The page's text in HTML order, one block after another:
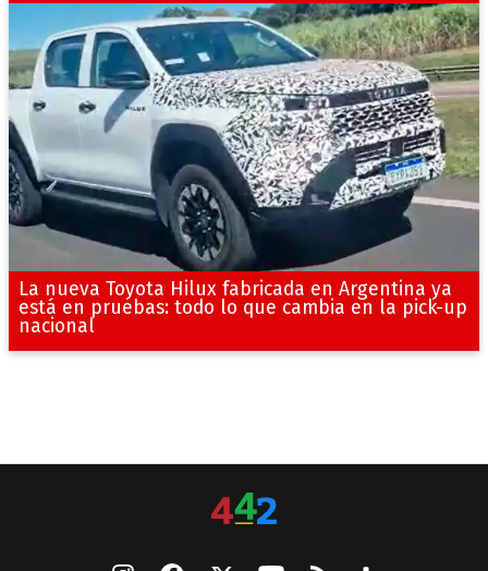
La nueva Toyota Hilux fabricada en Argentina ya
está en pruebas: todo lo que cambia en la pick-up
nacional